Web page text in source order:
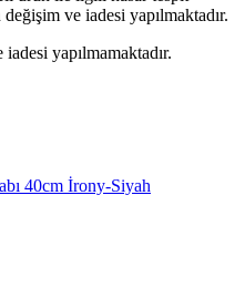
ve iadesi yapılmaktadır.
yapılmamaktadır.
40cm İrony-Siyah